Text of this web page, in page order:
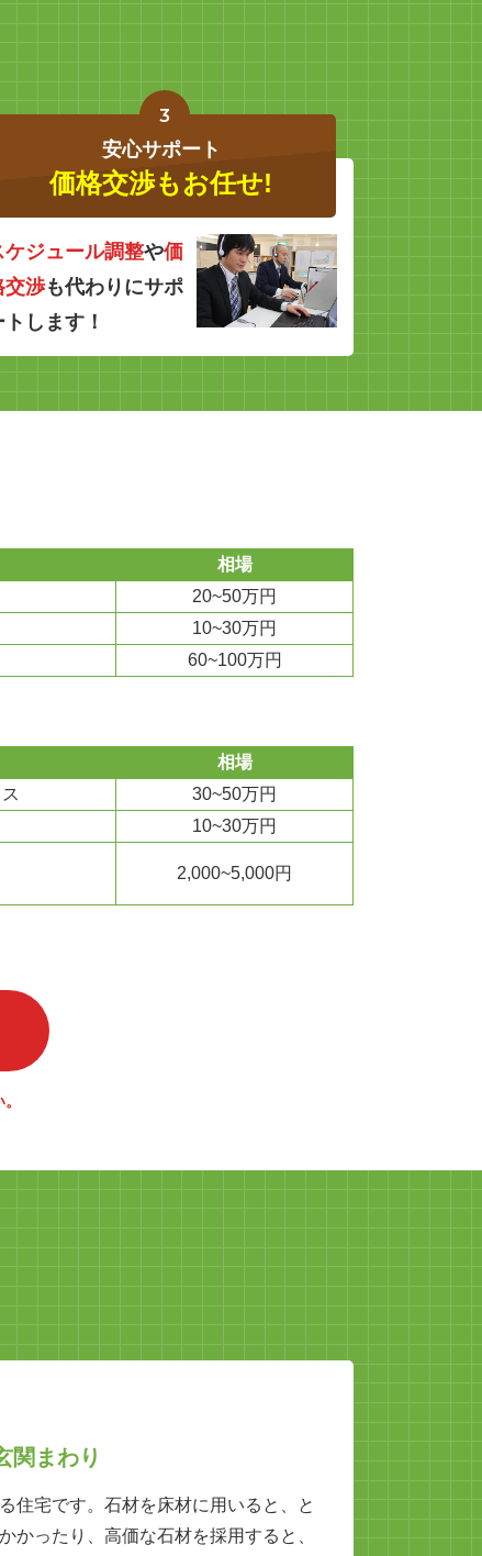
3
安心サポート
価格交渉もお任せ!
ケジュール調整や価
交渉も代わりにサポ
トします！
相場
20~50万円
10~30万円
60~100万円
相場
30~50万円
10~30万円
2,000~5,000円
関まわり
住宅です。石材を床材に用いると、と
かったり、高価な石材を採用すると、